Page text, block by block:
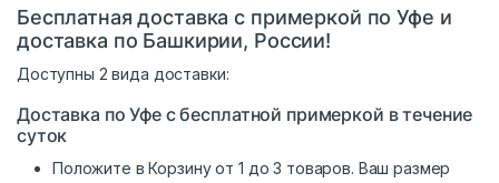
Бесплатная доставка с примеркой по Уфе и
доставка по Башкирии, России!
Доступны 2 вида доставки:
Доставка по Уфе с бесплатной примеркой в течение
суток
Положите в Корзину от 1 до 3 товаров. Ваш размер